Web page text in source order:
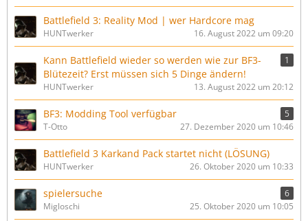
Battlefield 3: Reality Mod | wer Hardcore mag
HUNTwerker 16. August 2022 um 09:20
Kann Battlefield wieder so werden wie zur BF3-
Blütezeit? Erst müssen sich 5 Dinge ändern!
1
HUNTwerker 13. August 2022 um 20:12
BF3: Modding Tool verfügbar
5
T-Otto
27. Dezember 2020 um 10:46
Battlefield 3 Karkand Pack startet nicht (LÖSUNG)
HUNTwerker 26. Oktober 2020 um 10:33
spielersuche
6
Migloschi
25. Oktober 2020 um 10:05